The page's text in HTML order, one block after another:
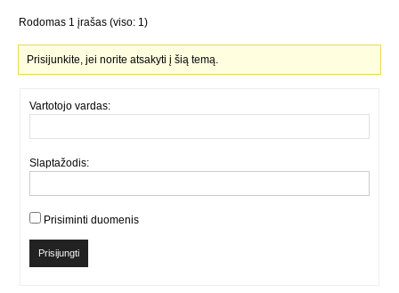
Rodomas 1 įrašas (viso: 1)
Prisijunkite, jei norite atsakyti į šią temą.
Vartotojo vardas:
Slaptažodis:
Prisiminti duomenis
Prisijungti